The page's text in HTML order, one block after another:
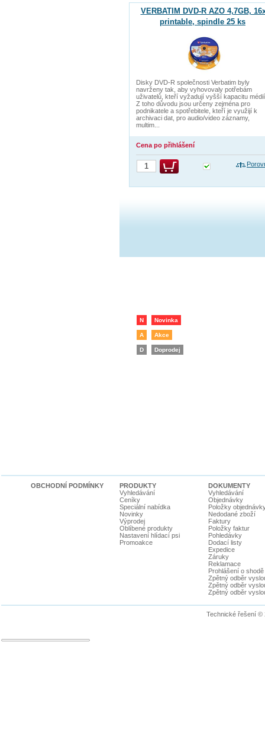
VERBATIM DVD-R AZO 4,7GB,
printable, spindle 25 ks
Disky DVD-R společnosti Verbatim byly
navrženy tak, aby vyhovovaly potřebám
uživatelů, kteří vyžadují vyšší kapacitu
Z toho důvodu jsou určeny zejména pro
podnikatele a spotřebitele, kteří je využijí k
archivaci dat, pro audio/video záznamy,
multim...
Cena po přihlášení
N Novinka
A Akce
D Doprodej
OBCHODNÍ PODMÍNKY
PRODUKTY
Vyhledávání
Ceníky
Speciální nabídka
Novinky
Výprodej
Oblíbené produkty
Nastavení hlídací psi
Promoakce
DOKUMENTY
Vyhledávání
Objednávky
Položky
Nedodané zboží
Faktury
Položky faktur
Pohledávky
Dodací listy
Expedice
Záruky
Reklamace
Prohlášení o shodě
Zpětný odběr
Zpětný odběr
Zpětný odběr
Technické řešení ©